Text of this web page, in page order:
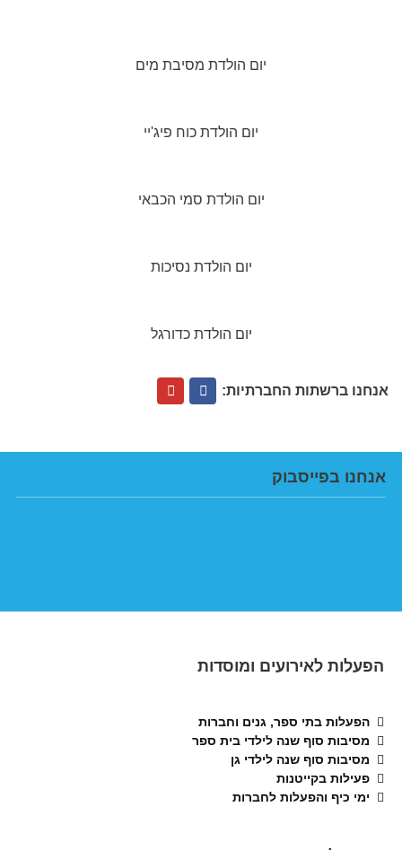
יום הולדת מסיבת מים
יום הולדת כוח פיג'יי
יום הולדת סמי הכבאי
יום הולדת נסיכות
יום הולדת כדורגל
אנחנו ברשתות החברתיות:
אנחנו בפייסבוק
הפעלות לאירועים ומוסדות
הפעלות בתי ספר, גנים וחברות
מסיבות סוף שנה לילדי בית ספר
מסיבות סוף שנה לילדי גן
פעילות בקייטנות
ימי כיף והפעלות לחברות